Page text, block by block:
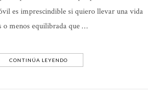
es imprescindible si quiero llevar una vida
o menos equilibrada que …
CONTINÚA LEYENDO